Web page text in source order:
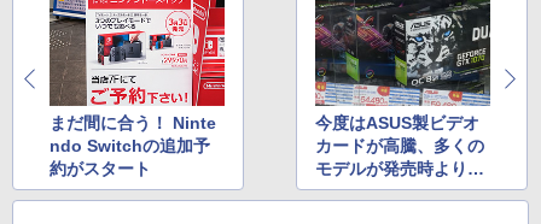
まだ間に合う！ Ninte
ndo Switchの追加予
約がスタート
今度はASUS製ビデオ
カードが高騰、多くの
モデルが発売時よりも
高値に